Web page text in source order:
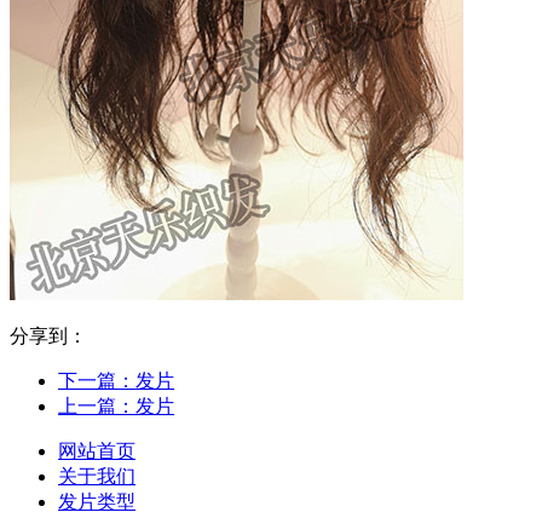
分享到：
下一篇： 发片
上一篇： 发片
网站首页
关于我们
发片类型